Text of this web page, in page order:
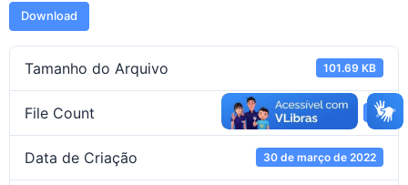
Download
Tamanho do Arquivo 101.69 KB
File Count 1
Data de Criação 30 de março de 2022